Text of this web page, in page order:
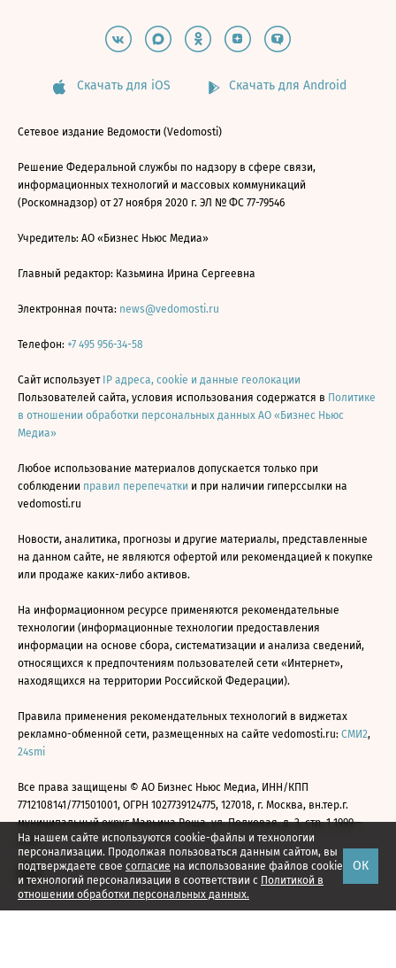
На нашем сайте используются cookie-файлы и технологии
персонализации. Продолжая пользоваться данным сайтом, вы
подтверждаете свое согласие на использование файлов cookie
и технологий персонализации в соответствии с Политикой в
отношении обработки персональных данных.
ОК
Скачать для iOS Скачать для Android
Сетевое издание Ведомости (Vedomosti)
Решение Федеральной службы по надзору в сфере связи,
информационных технологий и массовых коммуникаций
(Роскомнадзор) от 27 ноября 2020 г. ЭЛ № ФС 77-79546
Учредитель: АО «Бизнес Ньюс Медиа»
Главный редактор: Казьмина Ирина Сергеевна
Электронная почта: news@vedomosti.ru
Телефон: +7 495 956-34-58
Сайт использует IP адреса, cookie и данные геолокации
Пользователей сайта, условия использования содержатся в Политике
в отношении обработки персональных данных АО «Бизнес Ньюс
Медиа»
Любое использование материалов допускается только при
соблюдении правил перепечатки и при наличии гиперссылки на
vedomosti.ru
Новости, аналитика, прогнозы и другие материалы, представленные
на данном сайте, не являются офертой или рекомендацией к покупке
или продаже каких-либо активов.
На информационном ресурсе применяются рекомендательные
технологии (информационные технологии предоставления
информации на основе сбора, систематизации и анализа сведений,
относящихся к предпочтениям пользователей сети «Интернет»,
находящихся на территории Российской Федерации).
Правила применения рекомендательных технологий в виджетах
рекламно-обменной сети, размещенных на сайте vedomosti.ru: СМИ2,
24smi
Все права защищены © АО Бизнес Ньюс Медиа, ИНН/КПП
7712108141/771501001, ОГРН 1027739124775, 127018, г. Москва, вн.тер.г.
муниципальный округ Марьина Роща, ул. Полковая, д. 3, стр. 1 1999—
2026